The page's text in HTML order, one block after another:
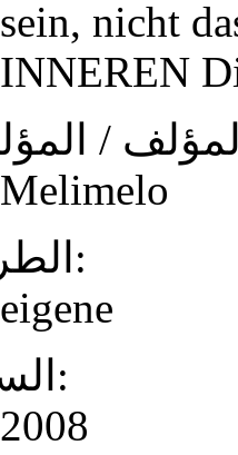
sein, nicht
INNEREN
Melimelo
الطراز:
eigene
السنة:
2008